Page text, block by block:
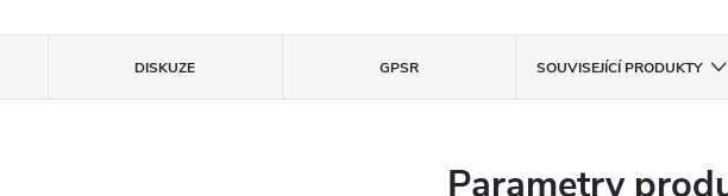
DISKUZE GPSR SOUVISEJÍCÍ PRODUKTY
Parametry